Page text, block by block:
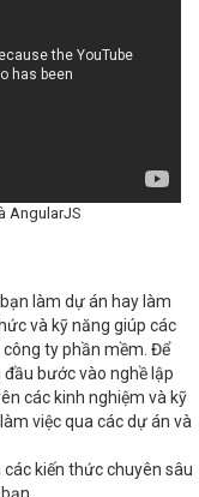
AngularJS
làm dự án hay làm
và kỹ năng giúp các
ty phần mềm. Để
bước vào nghề lập
các kinh nghiệm và kỹ
việc qua các dự án và
kiến thức chuyên sâu